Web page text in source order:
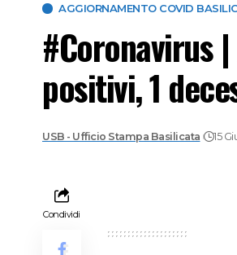
AGGIORNAMENTO COVID
#Coronavirus
positivi, 1
USB - Ufficio Stampa Basilicata 15
Condividi